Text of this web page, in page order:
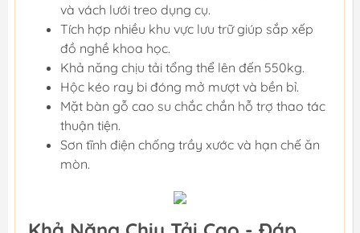
và vách lưới treo dụng cụ.
Tích hợp nhiều khu vực lưu trữ giúp sắp xếp
đồ nghề khoa học.
Khả năng chịu tải tổng thể lên đến 550kg.
Hộc kéo ray bi đóng mở mượt và bền bỉ.
Mặt bàn gỗ cao su chắc chắn hỗ trợ thao tác
thuận tiện.
Sơn tĩnh điện chống trầy xước và hạn chế ăn
mòn.